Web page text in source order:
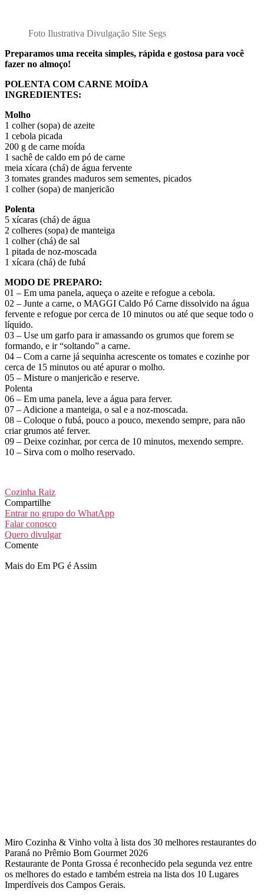
Foto Ilustrativa Divulgação Site Segs
Preparamos uma receita simples, rápida e gostosa para você
fazer no almoço!
POLENTA COM CARNE MOÍDA
INGREDIENTES:
Molho
1 colher (sopa) de azeite
1 cebola picada
200 g de carne moída
1 sachê de caldo em pó de carne
meia xícara (chá) de água fervente
3 tomates grandes maduros sem sementes, picados
1 colher (sopa) de manjericão
Polenta
5 xícaras (chá) de água
2 colheres (sopa) de manteiga
1 colher (chá) de sal
1 pitada de noz-moscada
1 xícara (chá) de fubá
MODO DE PREPARO:
01 – Em uma panela, aqueça o azeite e refogue a cebola.
02 – Junte a carne, o MAGGI Caldo Pó Carne dissolvido na água
fervente e refogue por cerca de 10 minutos ou até que seque todo o
líquido.
03 – Use um garfo para ir amassando os grumos que forem se
formando, e ir “soltando” a carne.
04 – Com a carne já sequinha acrescente os tomates e cozinhe por
cerca de 15 minutos ou até apurar o molho.
05 – Misture o manjericão e reserve.
Polenta
06 – Em uma panela, leve a água para ferver.
07 – Adicione a manteiga, o sal e a noz-moscada.
08 – Coloque o fubá, pouco a pouco, mexendo sempre, para não
criar grumos até ferver.
09 – Deixe cozinhar, por cerca de 10 minutos, mexendo sempre.
10 – Sirva com o molho reservado.
Cozinha Raiz
Compartilhe
Entrar no grupo do WhatApp
Falar conosco
Quero divulgar
Comente
Mais do Em PG é Assim
Miro Cozinha & Vinho volta à lista dos 30 melhores restaurantes do
Paraná no Prêmio Bom Gourmet 2026
Restaurante de Ponta Grossa é reconhecido pela segunda vez entre
os melhores do estado e também estreia na lista dos 10 Lugares
Imperdíveis dos Campos Gerais.